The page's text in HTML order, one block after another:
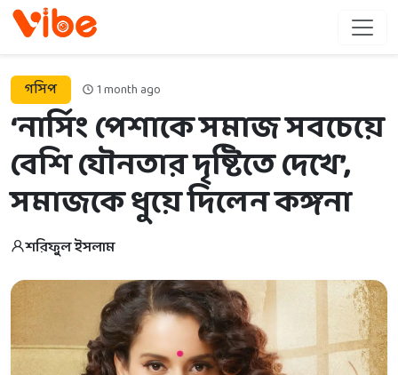
গসিপ 1 month ago
‘নার্সিং পেশাকে সমাজ সবচেয়ে
বেশি যৌনতার দৃষ্টিতে দেখে’,
সমাজকে ধুয়ে দিলেন কঙ্গনা
শরিফুল ইসলাম